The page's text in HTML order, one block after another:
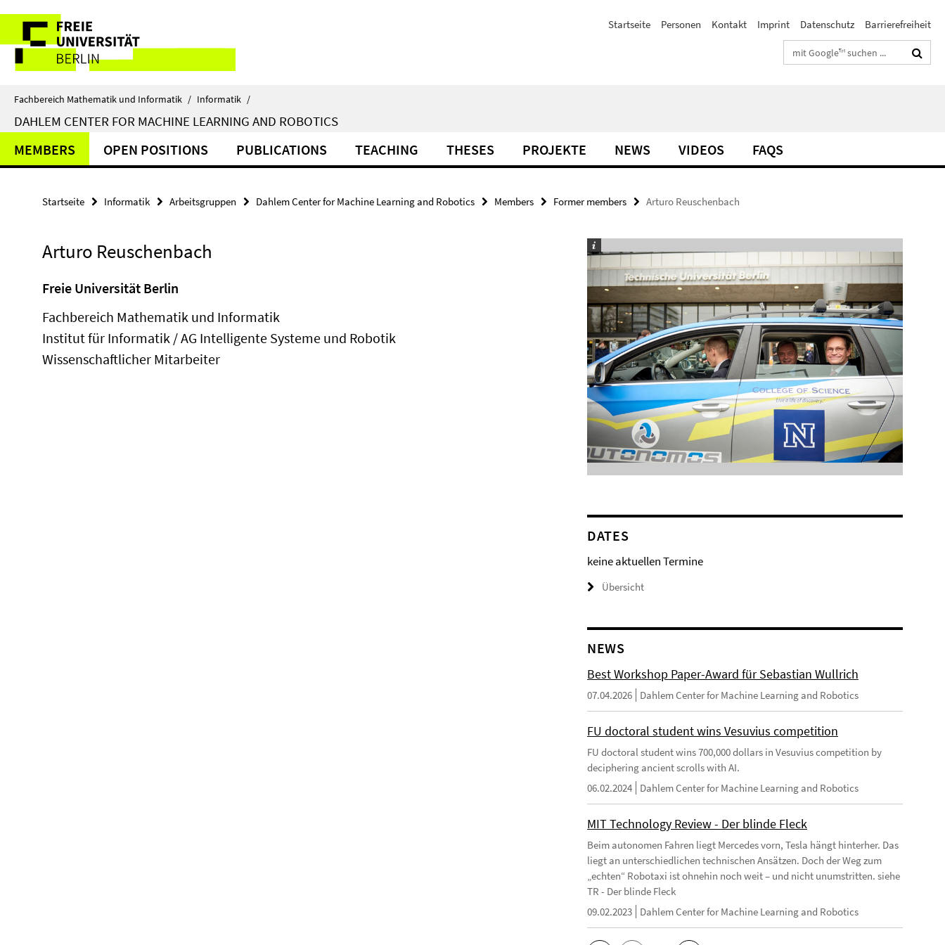
direkt
zu
Inhalt
Service-
Navigation
Startseite Personen Kontakt Imprint Datenschutz
Barrierefreiheit
Suchbegriffe
Fachbereich Mathematik und Informatik / Informatik /
DAHLEM CENTER FOR MACHINE LEARNING AND ROBOTICS
MEMBERS OPEN POSITIONS PUBLICATIONS TEACHING THESES PROJEKTE NEWS VIDEOS FAQS
Startseite Informatik Arbeitsgruppen Dahlem Center for Machine Learning and Robotics Members Former members Arturo Reuschenbach
Arturo Reuschenbach
Freie Universität Berlin
Fachbereich Mathematik und Informatik
Institut für Informatik / AG Intelligente Systeme und Robotik
Wissenschaftlicher Mitarbeiter
DATES
keine aktuellen Termine
Übersicht
NEWS
Best Workshop Paper-Award für Sebastian Wullrich
07.04.2026 Dahlem Center for Machine Learning and Robotics
FU doctoral student wins Vesuvius competition
FU doctoral student wins 700,000 dollars in Vesuvius competition by
deciphering ancient scrolls with AI.
06.02.2024
Dahlem Center for Machine Learning and Robotics
MIT Technology Review - Der blinde Fleck
Beim autonomen Fahren liegt Mercedes vorn, Tesla hängt hinterher. Das
liegt an unterschiedlichen technischen Ansätzen. Doch der Weg zum
„echten“ Robotaxi ist ohnehin noch weit – und nicht unumstritten. siehe
TR - Der blinde Fleck
09.02.2023
Dahlem Center for Machine Learning and Robotics